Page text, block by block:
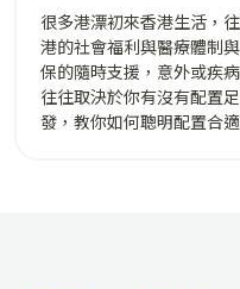
很多港漂初來香港生活，
港的社會福利與醫療體制
保的隨時支援，意外或疾
往往取決於你有沒有配置
發，教你如何聰明配置合